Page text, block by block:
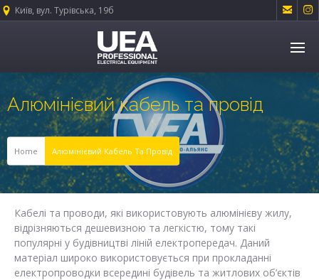
Київ, вул. Турівська, 19б  
Алюмінієвий кабель та провід
Home Алюмінієвий Кабель Та Провід
Кабелі та проводи, які використовують алюмінієву жилу,
відрізняються дешевизною та легкістю, тому такі
популярні у будівництві ліній електропередач. Даний
матеріал широко використовується при прокладанні
електропроводки всередині будівель та житлових об’єктів